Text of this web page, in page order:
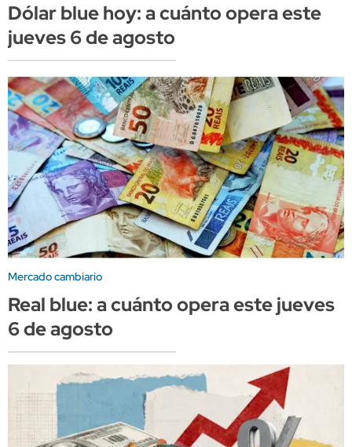
Dólar blue hoy: a cuánto opera este
jueves 6 de agosto
Mercado cambiario
Real blue: a cuánto opera este jueves
6 de agosto